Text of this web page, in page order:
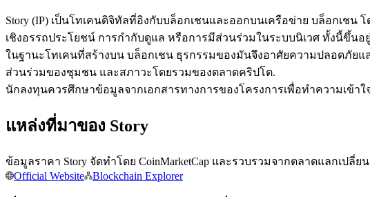
ฟิวเจอร์ส USDC
Story (IP) เป็นโทเคนดิจิทัลที่อิงกับบล็อกเชนและออกบนเครือข่าย บล็อกเช
เชิงอรรถประโยชน์ การกำกับดูแล หรือการมีส่วนร่วมในระบบนิเวศ ทั้งนี้ขึ้น
ในฐานะโทเคนที่สร้างบน บล็อกเชน ธุรกรรมของมันจึงอาศัยความปลอดภัย
ส่วนร่วมของชุมชน และสภาวะโดยรวมของตลาดคริปโต.
นักลงทุนควรศึกษาข้อมูลจากเอกสารทางการของโครงการเพื่อทำความเข้า
แหล่งที่มาของ Story
ข้อมูลราคา Story จัดทำโดย CoinMarketCap และรวบรวมจากตลาดแลกเป
Official Website
Blockchain Explorer